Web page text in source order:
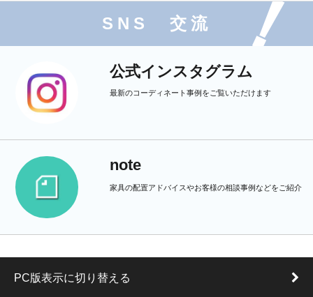
SNS 交流
公式インスタグラム
最新のコーディネート事例をご覧いただけます
note
家具の配置アドバイスやお客様の相談事例などをご紹介
PC版表示に切り替える